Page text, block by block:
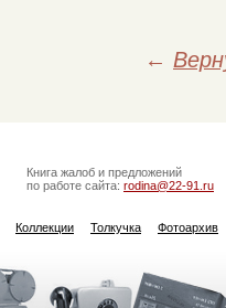
←
Книга жалоб и предложений
по работе сайта: rodina@22-91.ru
Коллекции Толкучка Фотоархив